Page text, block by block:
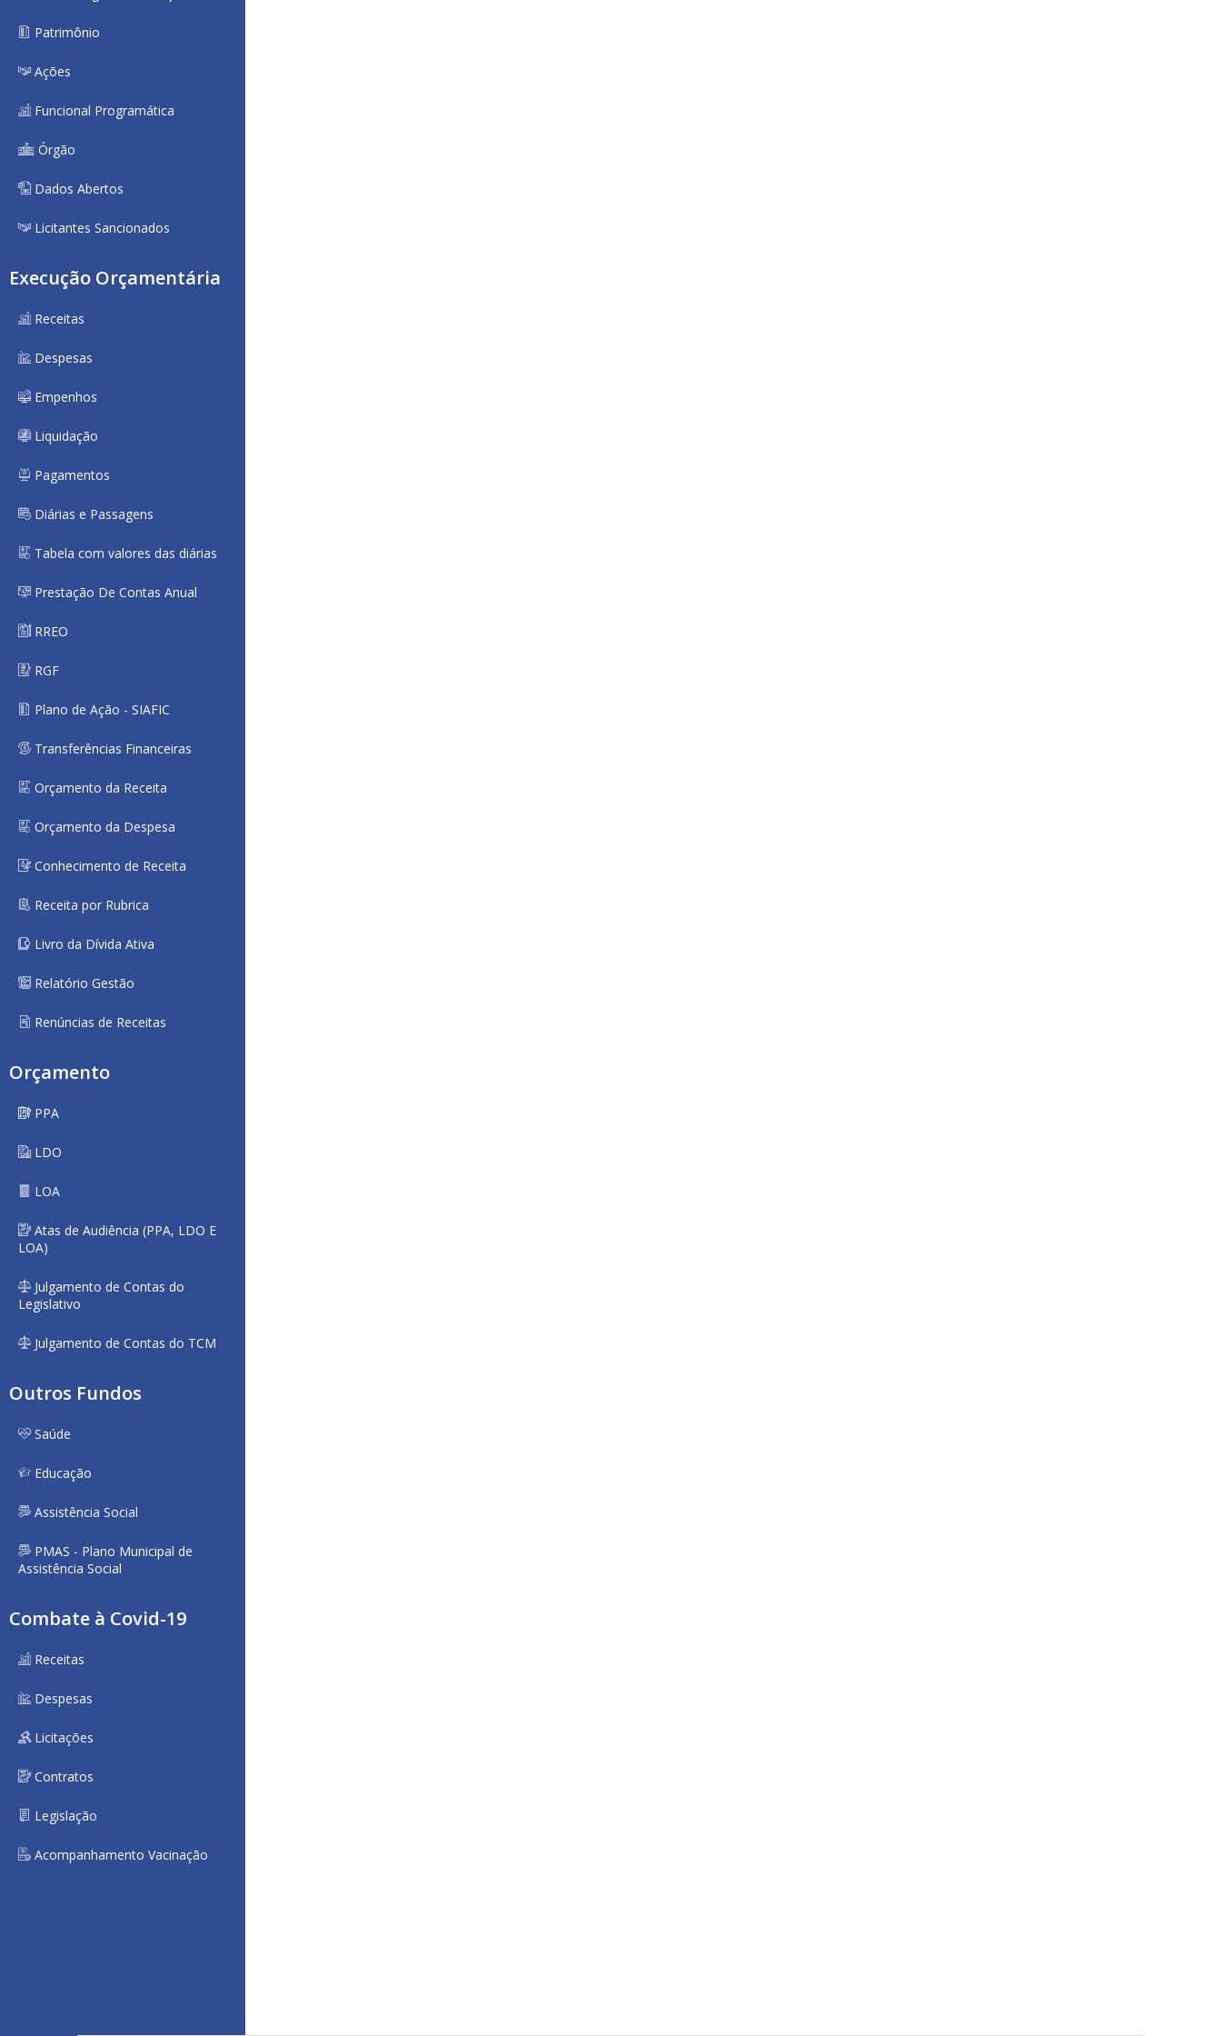
Patrimônio
Ações
Funcional Programática
Órgão
Dados Abertos
Licitantes Sancionados
Execução Orçamentária
Receitas
Despesas
Empenhos
Liquidação
Pagamentos
Diárias e Passagens
Tabela com valores das diárias
Prestação De Contas Anual
RREO
RGF
Plano de Ação - SIAFIC
Transferências Financeiras
Orçamento da Receita
Orçamento da Despesa
Conhecimento de Receita
Receita por Rubrica
Livro da Dívida Ativa
Relatório Gestão
Renúncias de Receitas
Orçamento
PPA
LDO
LOA
Atas de Audiência (PPA, LDO E
LOA)
Julgamento de Contas do
Legislativo
Julgamento de Contas do TCM
Outros Fundos
Saúde
Educação
Assistência Social
PMAS - Plano Municipal de
Assistência Social
Combate à Covid-19
Receitas
Despesas
Licitações
Contratos
Legislação
Acompanhamento Vacinação